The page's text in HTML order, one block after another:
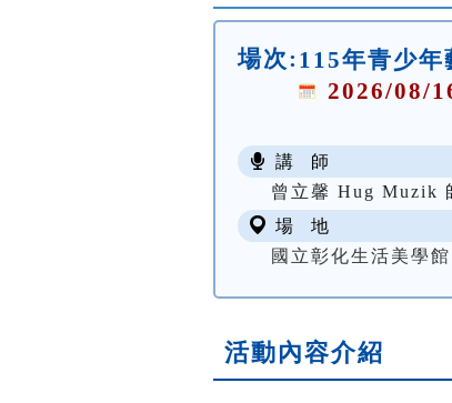
場次: 115年青少
2026/08/
講 師
曾立馨 Hug Muzik
場 地
國立彰化生活美學
活動內容介紹